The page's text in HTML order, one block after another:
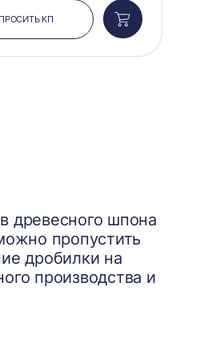
КП
Добавить
в
корзину
древесного шпона
пропустить
дробилки на
производства и